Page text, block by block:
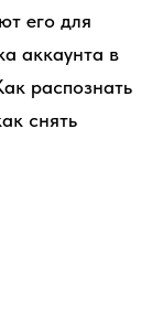
его для
аккаунта в
распознать
снять